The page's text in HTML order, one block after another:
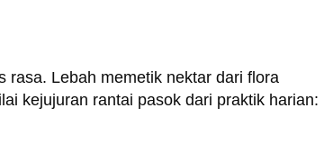
rasa. Lebah memetik nektar dari flora
kejujuran rantai pasok dari praktik harian: